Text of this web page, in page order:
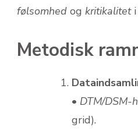
følsomhed og kritikaliteti
Metodisk
• DTM/DSM-
grid).